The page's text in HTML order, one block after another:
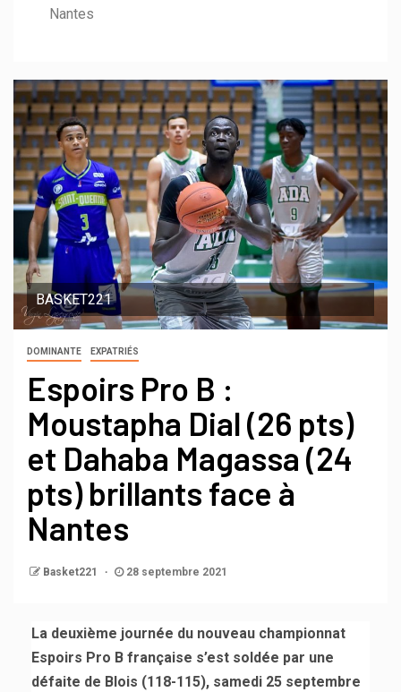
Nantes
BASKET221
DOMINANTE EXPATRIÉS
Espoirs Pro B :
Moustapha Dial (26 pts)
et Dahaba Magassa (24
pts) brillants face à
Nantes
Basket221 28 septembre 2021
La deuxième journée du nouveau championnat
Espoirs Pro B française s’est soldée par une
défaite de Blois (118-115), samedi 25 septembre